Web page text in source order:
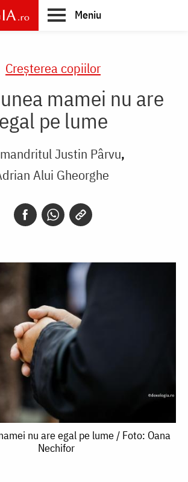
Meniu
Creşterea copiilor
mamei nu are
egal pe lume
Justin Pârvu
Alui Gheorghe
nu are egal pe lume / Foto: Oana
Nechifor